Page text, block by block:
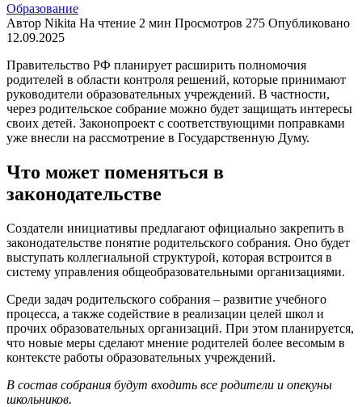
Образование
Автор Nikita На чтение 2 мин Просмотров 275 Опубликовано
12.09.2025
Правительство РФ планирует расширить полномочия
родителей в области контроля решений, которые принимают
руководители образовательных учреждений. В частности,
через родительское собрание можно будет защищать интересы
своих детей. Законопроект с соответствующими поправками
уже внесли на рассмотрение в Государственную Думу.
Что может поменяться в
законодательстве
Создатели инициативы предлагают официально закрепить в
законодательстве понятие родительского собрания. Оно будет
выступать коллегиальной структурой, которая встроится в
систему управления общеобразовательными организациями.
Среди задач родительского собрания – развитие учебного
процесса, а также содействие в реализации целей школ и
прочих образовательных организаций. При этом планируется,
что новые меры сделают мнение родителей более весомым в
контексте работы образовательных учреждений.
В состав собрания будут входить все родители и опекуны
школьников.